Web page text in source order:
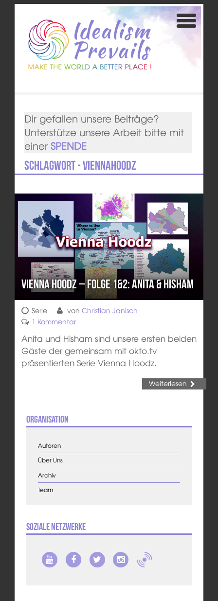
Dir gefallen unsere Beiträge?
Unterstütze unsere Arbeit bitte mit
einer SPENDE
Schlagwort - ViennaHoodz
Vienna Hoodz – Folge 1&2: Anita & Hisham
Serie von Christian Janisch
1 Kommentar
Anita und Hisham sind unsere ersten beiden
Gäste der gemeinsam mit okto.tv
präsentierten Serie Vienna Hoodz.
Weiterlesen
Organisation
Autoren
Über Uns
Archiv
Team
Soziale Netzwerke